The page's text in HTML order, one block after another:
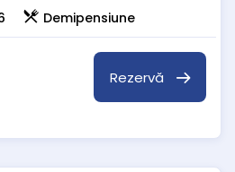
Demipensiune
Rezervă